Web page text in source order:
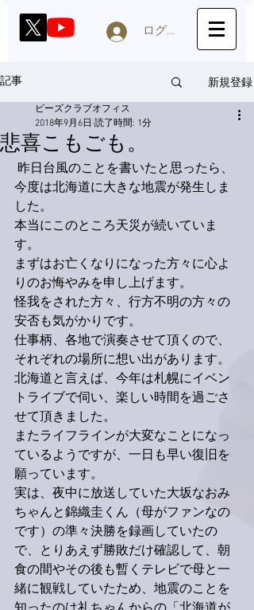
ログイン
記事 新規登録
悲喜こもごも。
ビーズクラブオフィス
2018年9月6日 読了時間: 1分
今度は北海道に大きな地震が発生しま
した。
本当にこのところ天災が続いていま
す。
まずはお亡くなりになった方々に心よ
りのお悔やみを申し上げます。
怪我をされた方々、行方不明の方々の
安否も気がかりです。
仕事柄、各地で演奏させて頂くので、
それぞれの場所に想い出があります。
北海道と言えば、今年は札幌にイベン
トライブで伺い、楽しい時間を過ごさ
せて頂きました。
またライフラインが大変なことになっ
ているようですが、一日も早い復旧を
願っています。
実は、夜中に放送していた大坂なおみ
ちゃんと錦織圭くん（母がファンなの
です）の準々決勝を録画していたの
で、とりあえず勝敗だけ確認して、朝
食の間やその後も暫くテレビで母と一
緒に観戦していたため、地震のことを